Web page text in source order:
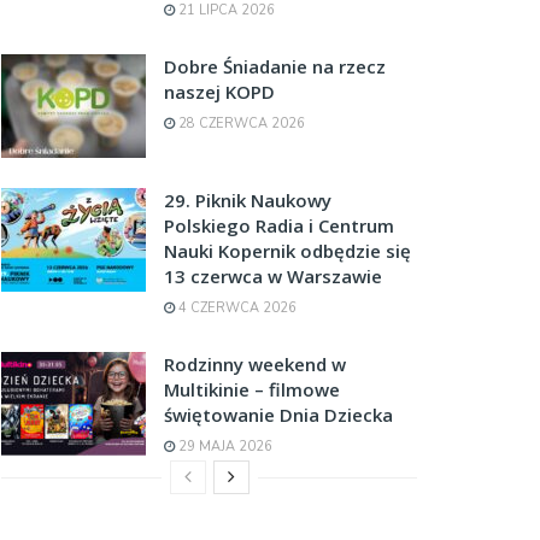
21 LIPCA 2026
Dobre Śniadanie na rzecz
naszej KOPD
28 CZERWCA 2026
29. Piknik Naukowy
Polskiego Radia i Centrum
Nauki Kopernik odbędzie się
13 czerwca w Warszawie
4 CZERWCA 2026
Rodzinny weekend w
Multikinie – filmowe
świętowanie Dnia Dziecka
29 MAJA 2026